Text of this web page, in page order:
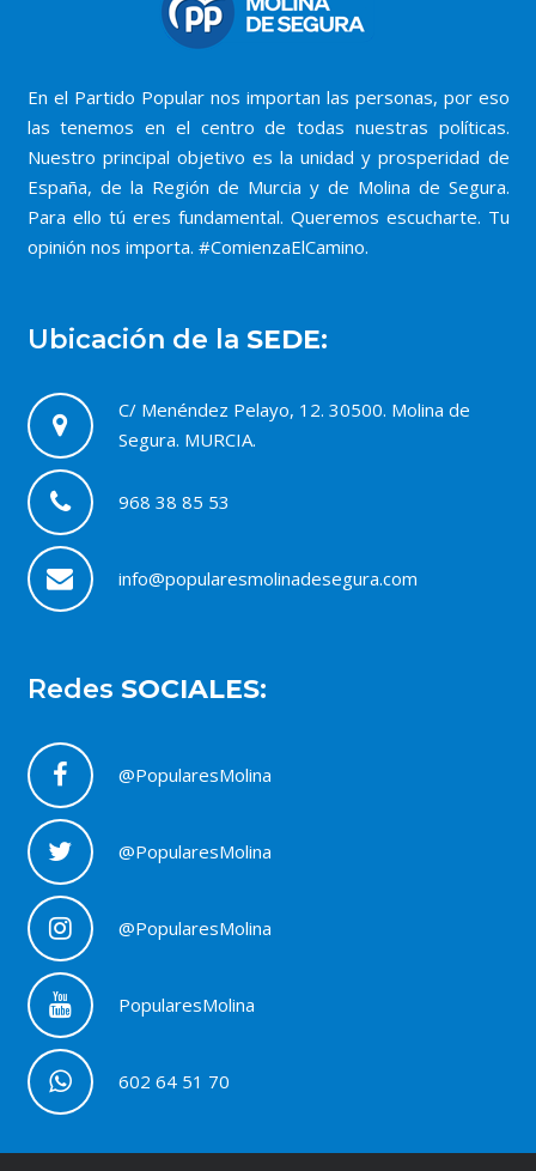
En el Partido Popular nos importan las personas, por eso
las tenemos en el centro de todas nuestras políticas.
Nuestro principal objetivo es la unidad y prosperidad de
España, de la Región de Murcia y de Molina de Segura.
Para ello tú eres fundamental. Queremos escucharte. Tu
opinión nos importa. #ComienzaElCamino.
Ubicación de la SEDE:
C/ Menéndez Pelayo, 12. 30500. Molina de
Segura. MURCIA.
968 38 85 53
info@popularesmolinadesegura.com
Redes SOCIALES:
@PopularesMolina
@PopularesMolina
@PopularesMolina
PopularesMolina
602 64 51 70